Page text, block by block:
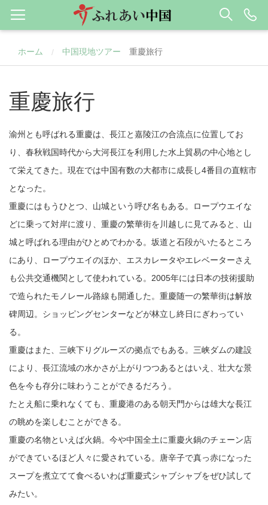
ホーム / 中国現地ツアー 重慶旅行
重慶旅行
渝州とも呼ばれる重慶は、長江と嘉陵江の合流点に位置してお
り、春秋戦国時代から大河長江を利用した水上貿易の中心地とし
て栄えてきた。現在では中国有数の大都市に成長し4番目の直轄市
となった。
重慶にはもうひとつ、山城という呼び名もある。ロープウエイな
どに乗って対岸に渡り、重慶の繁華街を川越しに見てみると、山
城と呼ばれる理由がひとめでわかる。坂道と石段がいたるところ
にあり、ロープウエイのほか、エスカレータやエレベーターさえ
も公共交通機関として使われている。2005年には日本の技術援助
で造られたモノレール路線も開通した。重慶随一の繁華街は解放
碑周辺。ショッピングセンターなどが林立し終日にぎわってい
る。
重慶はまた、三峡下りグルーズの拠点でもある。三峡ダムの建設
により、長江流域の水かさが上がりつつあるとはいえ、壮大な景
色を今も存分に味わうことができるだろう。
たとえ船に乗れなくても、重慶港のある朝天門からは雄大な長江
の眺めを楽しむことができる。
重慶の名物といえば火鍋。今や中国全土に重慶火鍋のチェーン店
ができているほど人々に愛されている。唐辛子で真っ赤になった
スープを煮立てて食べるいわば重慶式シャブシャブをぜひ試して
みたい。